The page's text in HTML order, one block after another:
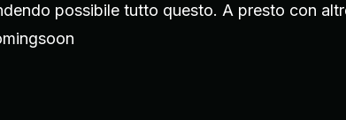
possibile tutto questo. A presto con